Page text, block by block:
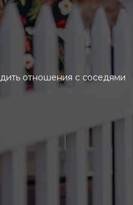
отношения с соседями